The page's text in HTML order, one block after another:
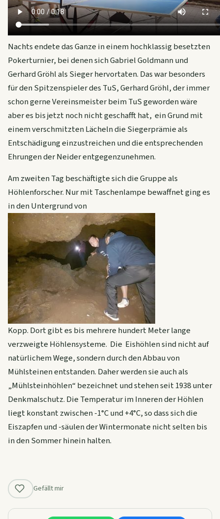
Nachts endete das Ganze in einem hochklassig besetzten
Pokerturnier, bei denen sich Gabriel Goldmann und
Gerhard Gröhl als Sieger hervortaten. Das war besonders
für den Spitzenspieler des TuS, Gerhard Gröhl, der immer
schon gerne Vereinsmeister beim TuS geworden wäre
aber es bis jetzt noch nicht geschafft hat, ein Grund mit
einem verschmitzten Lächeln die Siegerprämie als
Entschädigung einzustreichen und die entsprechenden
Ehrungen der Neider entgegenzunehmen.
Am zweiten Tag beschäftigte sich die Gruppe als
Höhlenforscher. Nur mit Taschenlampe bewaffnet ging es
in den Untergrund von
Kopp. Dort gibt es bis mehrere hundert Meter lange
verzweigte Höhlensysteme. Die Eishöhlen sind nicht auf
natürlichem Wege, sondern durch den Abbau von
Mühlsteinen entstanden. Daher werden sie auch als
„Mühlsteinhöhlen“ bezeichnet und stehen seit 1938 unter
Denkmalschutz. Die Temperatur im Inneren der Höhlen
liegt konstant zwischen -1°C und +4°C, so dass sich die
Eiszapfen und -säulen der Wintermonate nicht selten bis
in den Sommer hinein halten.
Gefällt mir